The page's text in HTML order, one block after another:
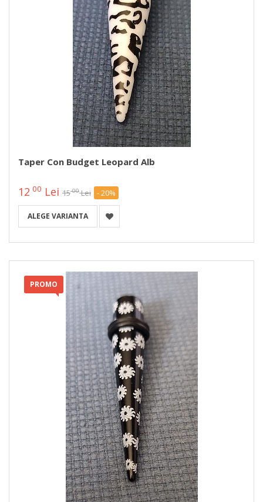
Taper Con Budget Leopard Alb
12 00 Lei 1500 Lei - 20%
ALEGE VARIANTA
PROMO